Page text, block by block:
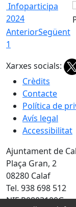
Infoparticipa
2024
AnteriorSegüent
1
Xarxes socials:
Crèdits
Contacte
Política de
Avís legal
Accessibilitat
Ajuntament de
Plaça Gran, 2
08280 Calaf
Tel. 938 698 512
NIF P0803100G